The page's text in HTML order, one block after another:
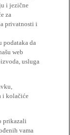
i jezične
za
privatnosti i
podataka da
web
usluga
i kolačiće
prikazali
vama